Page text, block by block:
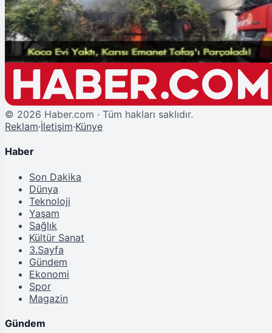
Sakarya’da Eşlerin Kavgası Faciayla Sonuçlandı: Biri Evi Yaktı, Diğeri
Emanet Tofaş'ı Parçaladı!
© 2026 Haber.com · Tüm hakları saklıdır.
Reklam·İletişim·Künye
Haber
Son Dakika
Dünya
Teknoloji
Yaşam
Sağlık
Kültür Sanat
3.Sayfa
Gündem
Ekonomi
Spor
Magazin
Gündem